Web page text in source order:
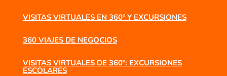
VISITAS VIRTUALES EN 360º Y EXCURSIONES
360 VIAJES DE NEGOCIOS
VISITAS VIRTUALES DE 360º: EXCURSIONES
ESCOLARES